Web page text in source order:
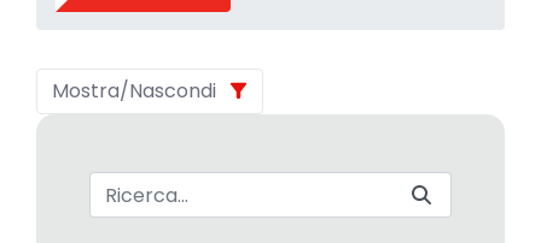
Mostra/Nascondi
Barra di ricerca